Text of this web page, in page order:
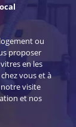
ou
proposer
en les
vous et à
visite
et nos